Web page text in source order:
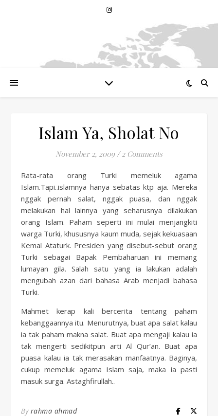
Islam Ya, Sholat No
November 2, 2009 / 2 Comments
Rata-rata orang Turki memeluk agama
Islam.Tapi..islamnya hanya sebatas ktp aja. Mereka
nggak pernah salat, nggak puasa, dan nggak
melakukan hal lainnya yang seharusnya dilakukan
orang Islam. Paham seperti ini mulai menjangkiti
warga Turki, khususnya kaum muda, sejak kekuasaan
Kemal Ataturk. Presiden yang disebut-sebut orang
Turki sebagai Bapak Pembaharuan ini memang
lumayan gila. Salah satu yang ia lakukan adalah
mengubah azan dari bahasa Arab menjadi bahasa
Turki.
Mahmet kerap kali bercerita tentang paham
kebanggaannya itu. Menurutnya, buat apa salat kalau
ia tak paham makna salat. Buat apa mengaji kalau ia
tak mengerti sedikitpun arti Al Qur’an. Buat apa
puasa kalau ia tak merasakan manfaatnya. Baginya,
cukup memeluk agama Islam saja, maka ia pasti
masuk surga. Astaghfirullah..
By rahma ahmad